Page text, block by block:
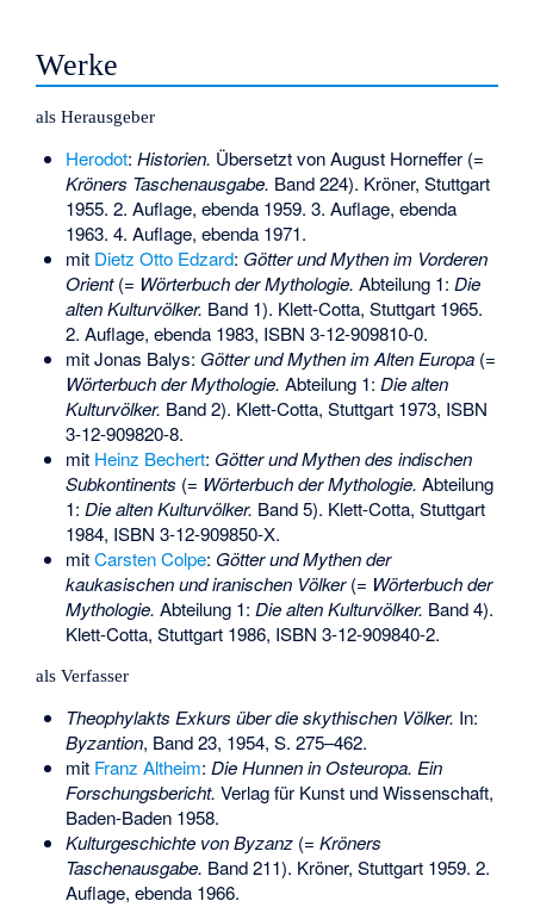
Werke
als Herausgeber
Herodot: Historien. Übersetzt vonAugust Horneffer(=
Kröners Taschenausgabe. Band 224). Kröner, Stuttgart
1955. 2. Auflage, ebenda 1959. 3. Auflage, ebenda
1963. 4. Auflage, ebenda 1971.
mit Dietz Otto Edzard: Götter und Mythen im Vorderen
Orient(= Wörterbuch der Mythologie. Abteilung 1: Die
alten Kulturvölker. Band 1). Klett-Cotta, Stuttgart 1965.
2. Auflage, ebenda 1983, ISBN 3-12-909810-0.
mit Jonas Balys: Götter und Mythen im Alten Europa(=
Wörterbuch der Mythologie. Abteilung 1: Die alten
Kulturvölker. Band 2). Klett-Cotta, Stuttgart 1973, ISBN
3-12-909820-8.
mit Heinz Bechert: Götter und Mythen des indischen
Subkontinents (= Wörterbuch der Mythologie. Abteilung
1: Die alten Kulturvölker. Band 5). Klett-Cotta, Stuttgart
1984, ISBN 3-12-909850-X.
mitCarsten Colpe: Götter und Mythen der
kaukasischen und iranischen Völker(= Wörterbuch der
Mythologie. Abteilung 1: Die alten Kulturvölker. Band 4).
Klett-Cotta, Stuttgart 1986, ISBN 3-12-909840-2.
als Verfasser
Theophylakts Exkurs über die skythischen Völker. In:
Byzantion, Band 23, 1954, S. 275–462.
mit Franz Altheim: Die Hunnen in Osteuropa. Ein
Forschungsbericht. Verlag für Kunst und Wissenschaft,
Baden-Baden 1958.
Kulturgeschichte von Byzanz(= Kröners
Taschenausgabe. Band 211). Kröner, Stuttgart 1959. 2.
Auflage, ebenda 1966.